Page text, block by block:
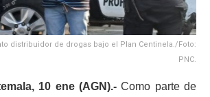
distribuidor de drogas bajo el Plan Centinela./Foto:
PNC.
10 ene (AGN).-Como parte de